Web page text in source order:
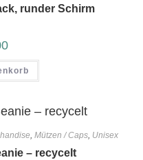
runder Schirm
, Mützen / Caps, Unisex
– recycelt